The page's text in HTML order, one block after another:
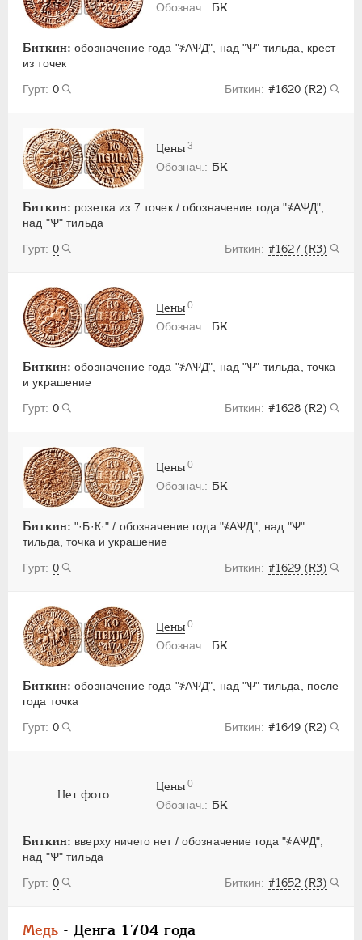
БК
Биткин: обозначение года "҂АѰД", над "Ѱ" тильда, крест
из точек
0
#1620 (R2)
БК
Биткин: розетка из 7 точек / обозначение года "҂АѰД",
над "Ѱ" тильда
0
#1627 (R3)
Цены 3
БК
Биткин: обозначение года "҂АѰД", над "Ѱ" тильда, точка
и украшение
0
#1628 (R2)
Цены 0
БК
Биткин: "·Б·К·" / обозначение года "҂АѰД", над "Ѱ"
тильда, точка и украшение
0
#1629 (R3)
Цены 0
БК
Биткин: обозначение года "҂АѰД", над "Ѱ" тильда, после
года точка
0
#1649 (R2)
Цены 0
Нет фото
БК
Биткин: вверху ничего нет / обозначение года "҂АѰД",
над "Ѱ" тильда
0
#1652 (R3)
Цены 0
Медь - Денга 1704 года